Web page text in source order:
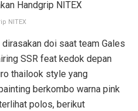
NITEX
doi saat team Gales
SSR feat kedok depan
thailook style yang
berkombo warna pink
polos, berikut